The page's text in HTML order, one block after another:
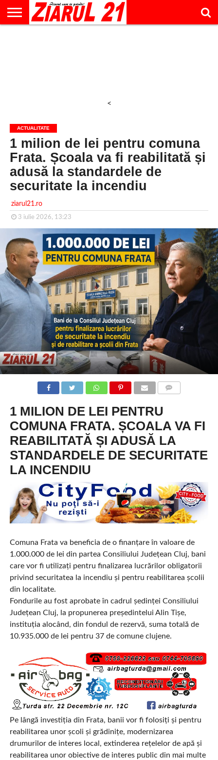
<
ACTUALITATE
1 milion de lei pentru comuna
Frata. Școala va fi reabilitată și
adusă la standardele de
securitate la incendiu
ziarul21.ro
3 iulie 2026, 13:23
1 MILION DE LEI PENTRU
COMUNA FRATA. ȘCOALA VA FI
REABILITATĂ ȘI ADUSĂ LA
STANDARDELE DE SECURITATE
LA INCENDIU
Comuna Frata va beneficia de o finanțare în valoare de
1.000.000 de lei din partea Consiliului Județean Cluj, bani
care vor fi utilizați pentru finalizarea lucrărilor obligatorii
privind securitatea la incendiu și pentru reabilitarea școlii
din localitate.
Fondurile au fost aprobate în cadrul ședinței Consiliului
Județean Cluj, la propunerea președintelui Alin Tișe,
instituția alocând, din fondul de rezervă, suma totală de
10.935.000 de lei pentru 37 de comune clujene.
Pe lângă investiția din Frata, banii vor fi folosiți și pentru
reabilitarea unor școli și grădinițe, modernizarea
drumurilor de interes local, extinderea rețelelor de apă și
reabilitarea unor obiective de interes public din mai multe